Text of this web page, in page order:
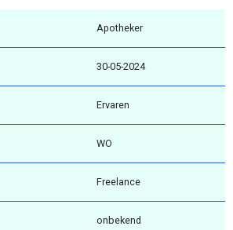
Apotheker
30-05-2024
Ervaren
WO
Freelance
onbekend